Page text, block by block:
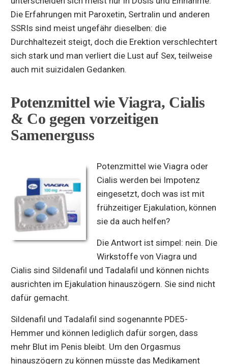
Die Erfahrungen mit Paroxetin, Sertralin und anderen
SSRIs sind meist ungefähr dieselben: die
Durchhaltezeit steigt, doch die Erektion verschlechtert
sich stark und man verliert die Lust auf Sex, teilweise
auch mit suizidalen Gedanken.
Potenzmittel wie Viagra, Cialis
& Co gegen vorzeitigen
Samenerguss
Potenzmittel wie Viagra oder
Cialis werden bei Impotenz
eingesetzt, doch was ist mit
frühzeitiger Ejakulation, können
sie da auch helfen?
Die Antwort ist simpel: nein. Die
Wirkstoffe von Viagra und
Cialis sind Sildenafil und Tadalafil und können nichts
ausrichten im Ejakulation hinauszögern. Sie sind nicht
dafür gemacht.
Sildenafil und Tadalafil sind sogenannte PDE5-
Hemmer und können lediglich dafür sorgen, dass
mehr Blut im Penis bleibt. Um den Orgasmus
hinauszögern zu können müsste das Medikament